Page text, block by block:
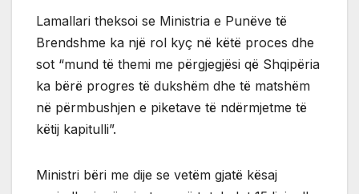
Lamallari theksoi se Ministria e Punëve të
Brendshme ka një rol kyç në këtë proces dhe
sot “mund të themi me përgjegjësi që Shqipëria
ka bërë progres të dukshëm dhe të matshëm
në përmbushjen e piketave të ndërmjetme të
këtij kapitulli”.
Ministri bëri me dije se vetëm gjatë kësaj